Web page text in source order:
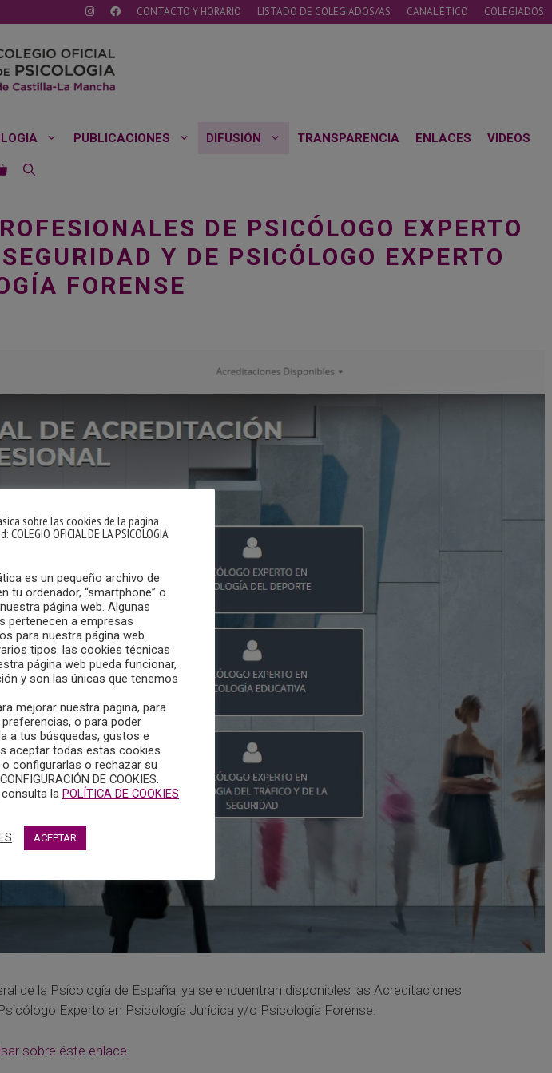
CONTACTO Y HORARIO LISTADO DE COLEGIADOS/AS CANAL ÉTICO COLEGIADOS
PUBLICACIONES DIFUSIÓN TRANSPARENCIA ENLACES VIDEOS
DE PSICÓLOGO EXPERTO
Y DE PSICÓLOGO EXPERTO
FORENSE
de la Psicología de España, ya se encuentran disponibles las Acreditaciones
Experto en Psicología Jurídica y/o Psicología Forense.
sobre éste enlace.
sobre las cookies de la página
OFICIAL DE LA PSICOLOGIA
es un pequeño archivo de
tu ordenador, “smartphone” o
página web. Algunas
pertenecen a empresas
para nuestra página web.
tipos: las cookies técnicas
página web pueda funcionar,
y son las únicas que tenemos
mejorar nuestra página, para
o para poder
a tus búsquedas, gustos e
aceptar todas estas cookies
configurarlas o rechazar su
DE COOKIES.
la POLÍTICA DE COOKIES
ACEPTAR